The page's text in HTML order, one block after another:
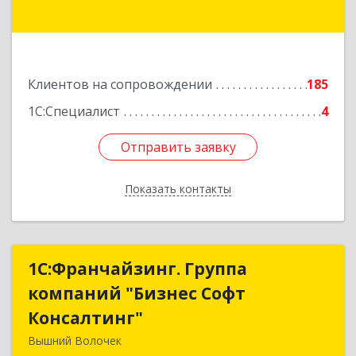
Клиентов на сопровождении
185
1С:Специалист
4
Отправить заявку
Показать контакты
Подробнее
Отправить заявку
Назад
1С:Франчайзинг. Группа
компаний "Бизнес Софт
Консалтинг"
Вышний Волочек
1С:Франчайзинг. Группа
компаний "Бизнес Софт